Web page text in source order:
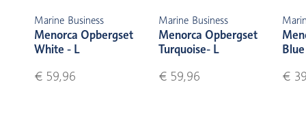
Marine Business
Menorca Opbergset
White - L
€ 59,96
Marine Business
Menorca Opbergset
Turquoise- L
€ 59,96
€